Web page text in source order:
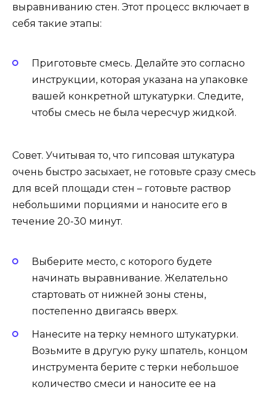
выравниванию стен. Этот процесс включает в
себя такие этапы:
Приготовьте смесь. Делайте это согласно
инструкции, которая указана на упаковке
вашей конкретной штукатурки. Следите,
чтобы смесь не была чересчур жидкой.
Совет. Учитывая то, что гипсовая штукатура
очень быстро засыхает, не готовьте сразу смесь
для всей площади стен – готовьте раствор
небольшими порциями и наносите его в
течение 20-30 минут.
Выберите место, с которого будете
начинать выравнивание. Желательно
стартовать от нижней зоны стены,
постепенно двигаясь вверх.
Нанесите на терку немного штукатурки.
Возьмите в другую руку шпатель, концом
инструмента берите с терки небольшое
количество смеси и наносите ее на